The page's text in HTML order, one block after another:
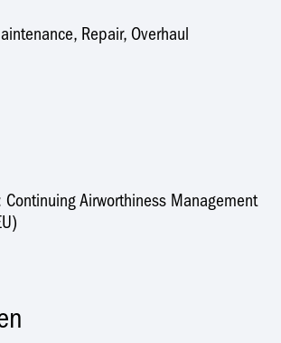
Repair, Overhaul
Continuing Airworthiness Management